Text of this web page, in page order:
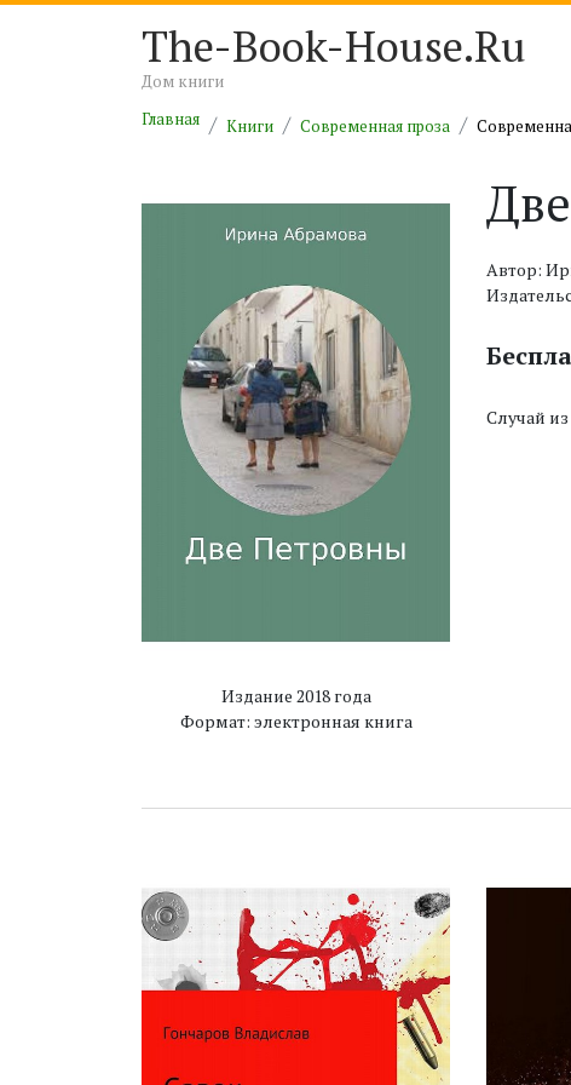
The-Book-House.Ru
Дом книги
Главная
Книги Современная проза
Издание 2018 года
Формат: электронная книга
Автор:
Случай